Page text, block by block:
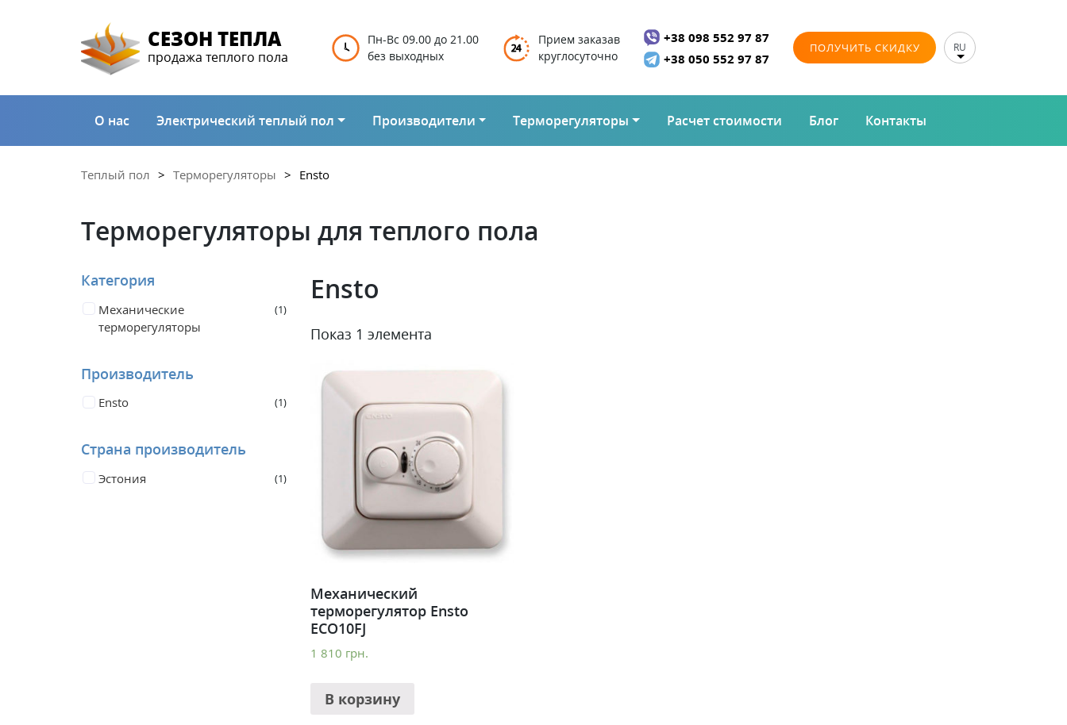
СЕЗОН ТЕПЛА
продажа теплого пола
Пн-Вс 09.00 до 21.00
без выходных
Прием заказав
круглосуточно
+38 098 552 97 87
+38 050 552 97 87
ПОЛУЧИТЬ СКИДКУ RU
О нас Электрический теплый пол Производители Терморегуляторы Расчет стоимости Блог Контакты
Теплый пол Терморегуляторы Ensto
Терморегуляторы для теплого пола
Категория
Механические
терморегуляторы
1
Производитель
Ensto 1
Страна производитель
Эстония 1
Ensto
Показ 1 элемента
Механический
терморегулятор Ensto
ECO10FJ
1 810 грн.
В корзину